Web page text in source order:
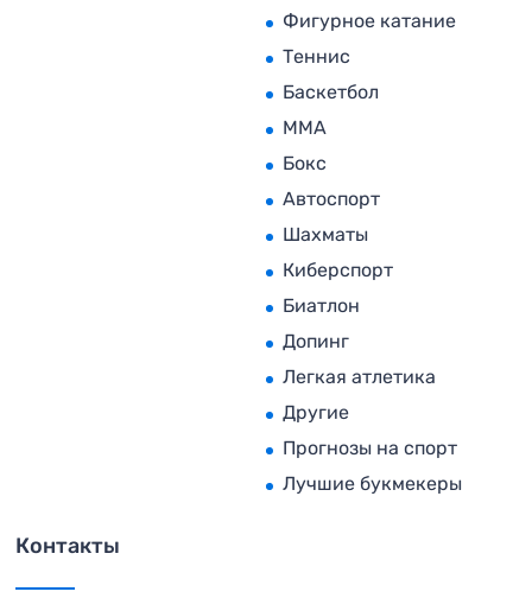
Фигурное катание
Теннис
Баскетбол
MMA
Бокс
Автоспорт
Шахматы
Киберспорт
Биатлон
Допинг
Легкая атлетика
Другие
Прогнозы на спорт
Лучшие букмекеры
Контакты